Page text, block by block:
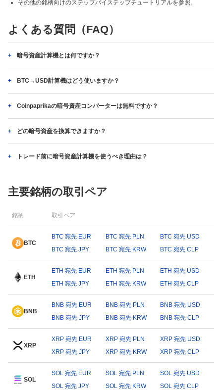
その他の銘柄向けのステップバイステップチュートリアルを参照。
よくある質問（FAQ）
暗号資産計算機とは何ですか？
BTC→USD計算機はどう使いますか？
Coinpaprikaの暗号資産コンバーターは無料ですか？
どの暗号資産を換算できますか？
トレード前に暗号資産計算機を使うべき理由は？
主要銘柄の取引ペア
銘柄 取引ペア
BTC
BTC 宛先 EUR BTC 宛先 PLN
BTC 宛先 USD
BTC 宛先 JPY
BTC 宛先 KRW BTC 宛先 CLP
ETH
ETH 宛先 EUR ETH 宛先 PLN
ETH 宛先 USD
ETH 宛先 JPY
ETH 宛先 KRW ETH 宛先 CLP
BNB
BNB 宛先 EUR BNB 宛先 PLN
BNB 宛先 USD
BNB 宛先 JPY
BNB 宛先 KRW BNB 宛先 CLP
XRP
XRP 宛先 EUR XRP 宛先 PLN
XRP 宛先 USD
XRP 宛先 JPY
XRP 宛先 KRW XRP 宛先 CLP
SOL
SOL 宛先 EUR SOL 宛先 PLN
SOL 宛先 USD
SOL 宛先 JPY
SOL 宛先 KRW SOL 宛先 CLP